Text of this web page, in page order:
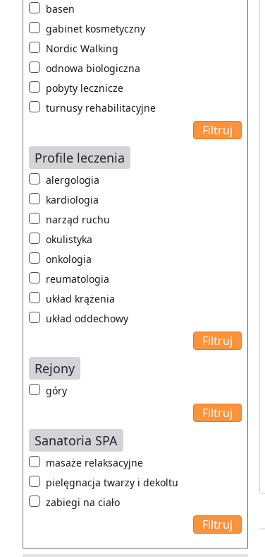
basen
gabinet kosmetyczny
Nordic Walking
odnowa biologiczna
pobyty lecznicze
turnusy rehabilitacyjne
Profile leczenia
alergologia
kardiologia
narząd ruchu
okulistyka
onkologia
reumatologia
układ krążenia
układ oddechowy
Rejony
góry
Sanatoria SPA
masaże relaksacyjne
pielęgnacja twarzy i dekoltu
zabiegi na ciało